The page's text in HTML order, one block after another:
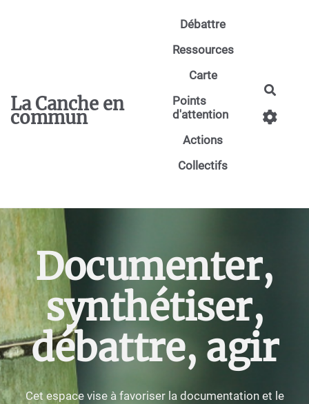
La Canche en
commun
Débattre
Ressources
Carte
Points
d'attention
Actions
Collectifs
Documenter,
synthétiser,
débattre, agir
Cet espace vise à favoriser la documentation et le